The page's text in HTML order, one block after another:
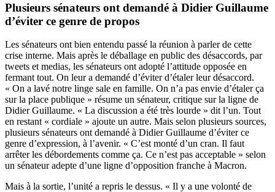
Plusieurs sénateurs ont demandé à Didier Guillaume
d’éviter ce genre de propos
Les sénateurs ont bien entendu passé la réunion à parler de cette
crise interne. Mais après le déballage en public des désaccords, par
tweets et medias, les sénateurs ont adopté l’attitude opposée en
fermant tout. On leur a demandé d’éviter d’étaler leur désaccord.
« On a lavé notre linge sale en famille. On n’a pas envie d’étaler ça
sur la place publique » résume un sénateur, critique sur la ligne de
Didier Guillaume. « La discussion a été très lourde » dit l’un. Tout
en restant « cordiale » ajoute un autre. Mais selon plusieurs sources,
plusieurs sénateurs ont demandé à Didier Guillaume d’éviter ce
genre d’expression, à l’avenir. « C’est monté d’un cran. Il faut
arrêter les débordements comme ça. Ce n’est pas acceptable » selon
un sénateur adepte d’une ligne d’opposition franche à Macron.
Mais à la sortie, l’unité a repris le dessus. « Il y a une volonté de